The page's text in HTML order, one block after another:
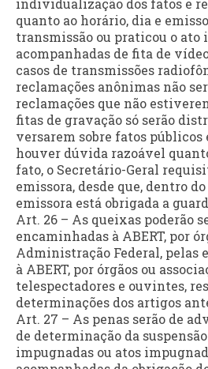
individualização dos fatos e
quanto ao horário, dia e
transmissão ou praticou o ato
acompanhadas de fita de
casos de transmissões
reclamações anônimas não
reclamações que não
fitas de gravação só serão
versarem sobre fatos públicos
houver dúvida razoável
fato, o Secretário-Geral
emissora, desde que, dentro
emissora está obrigada a
Art. 26 – As queixas poderão
encaminhadas à ABERT, por
Administração Federal, pelas
à ABERT, por órgãos ou
telespectadores e ouvintes,
determinações dos artigos
Art. 27 – As penas serão de
de determinação da
impugnadas ou atos